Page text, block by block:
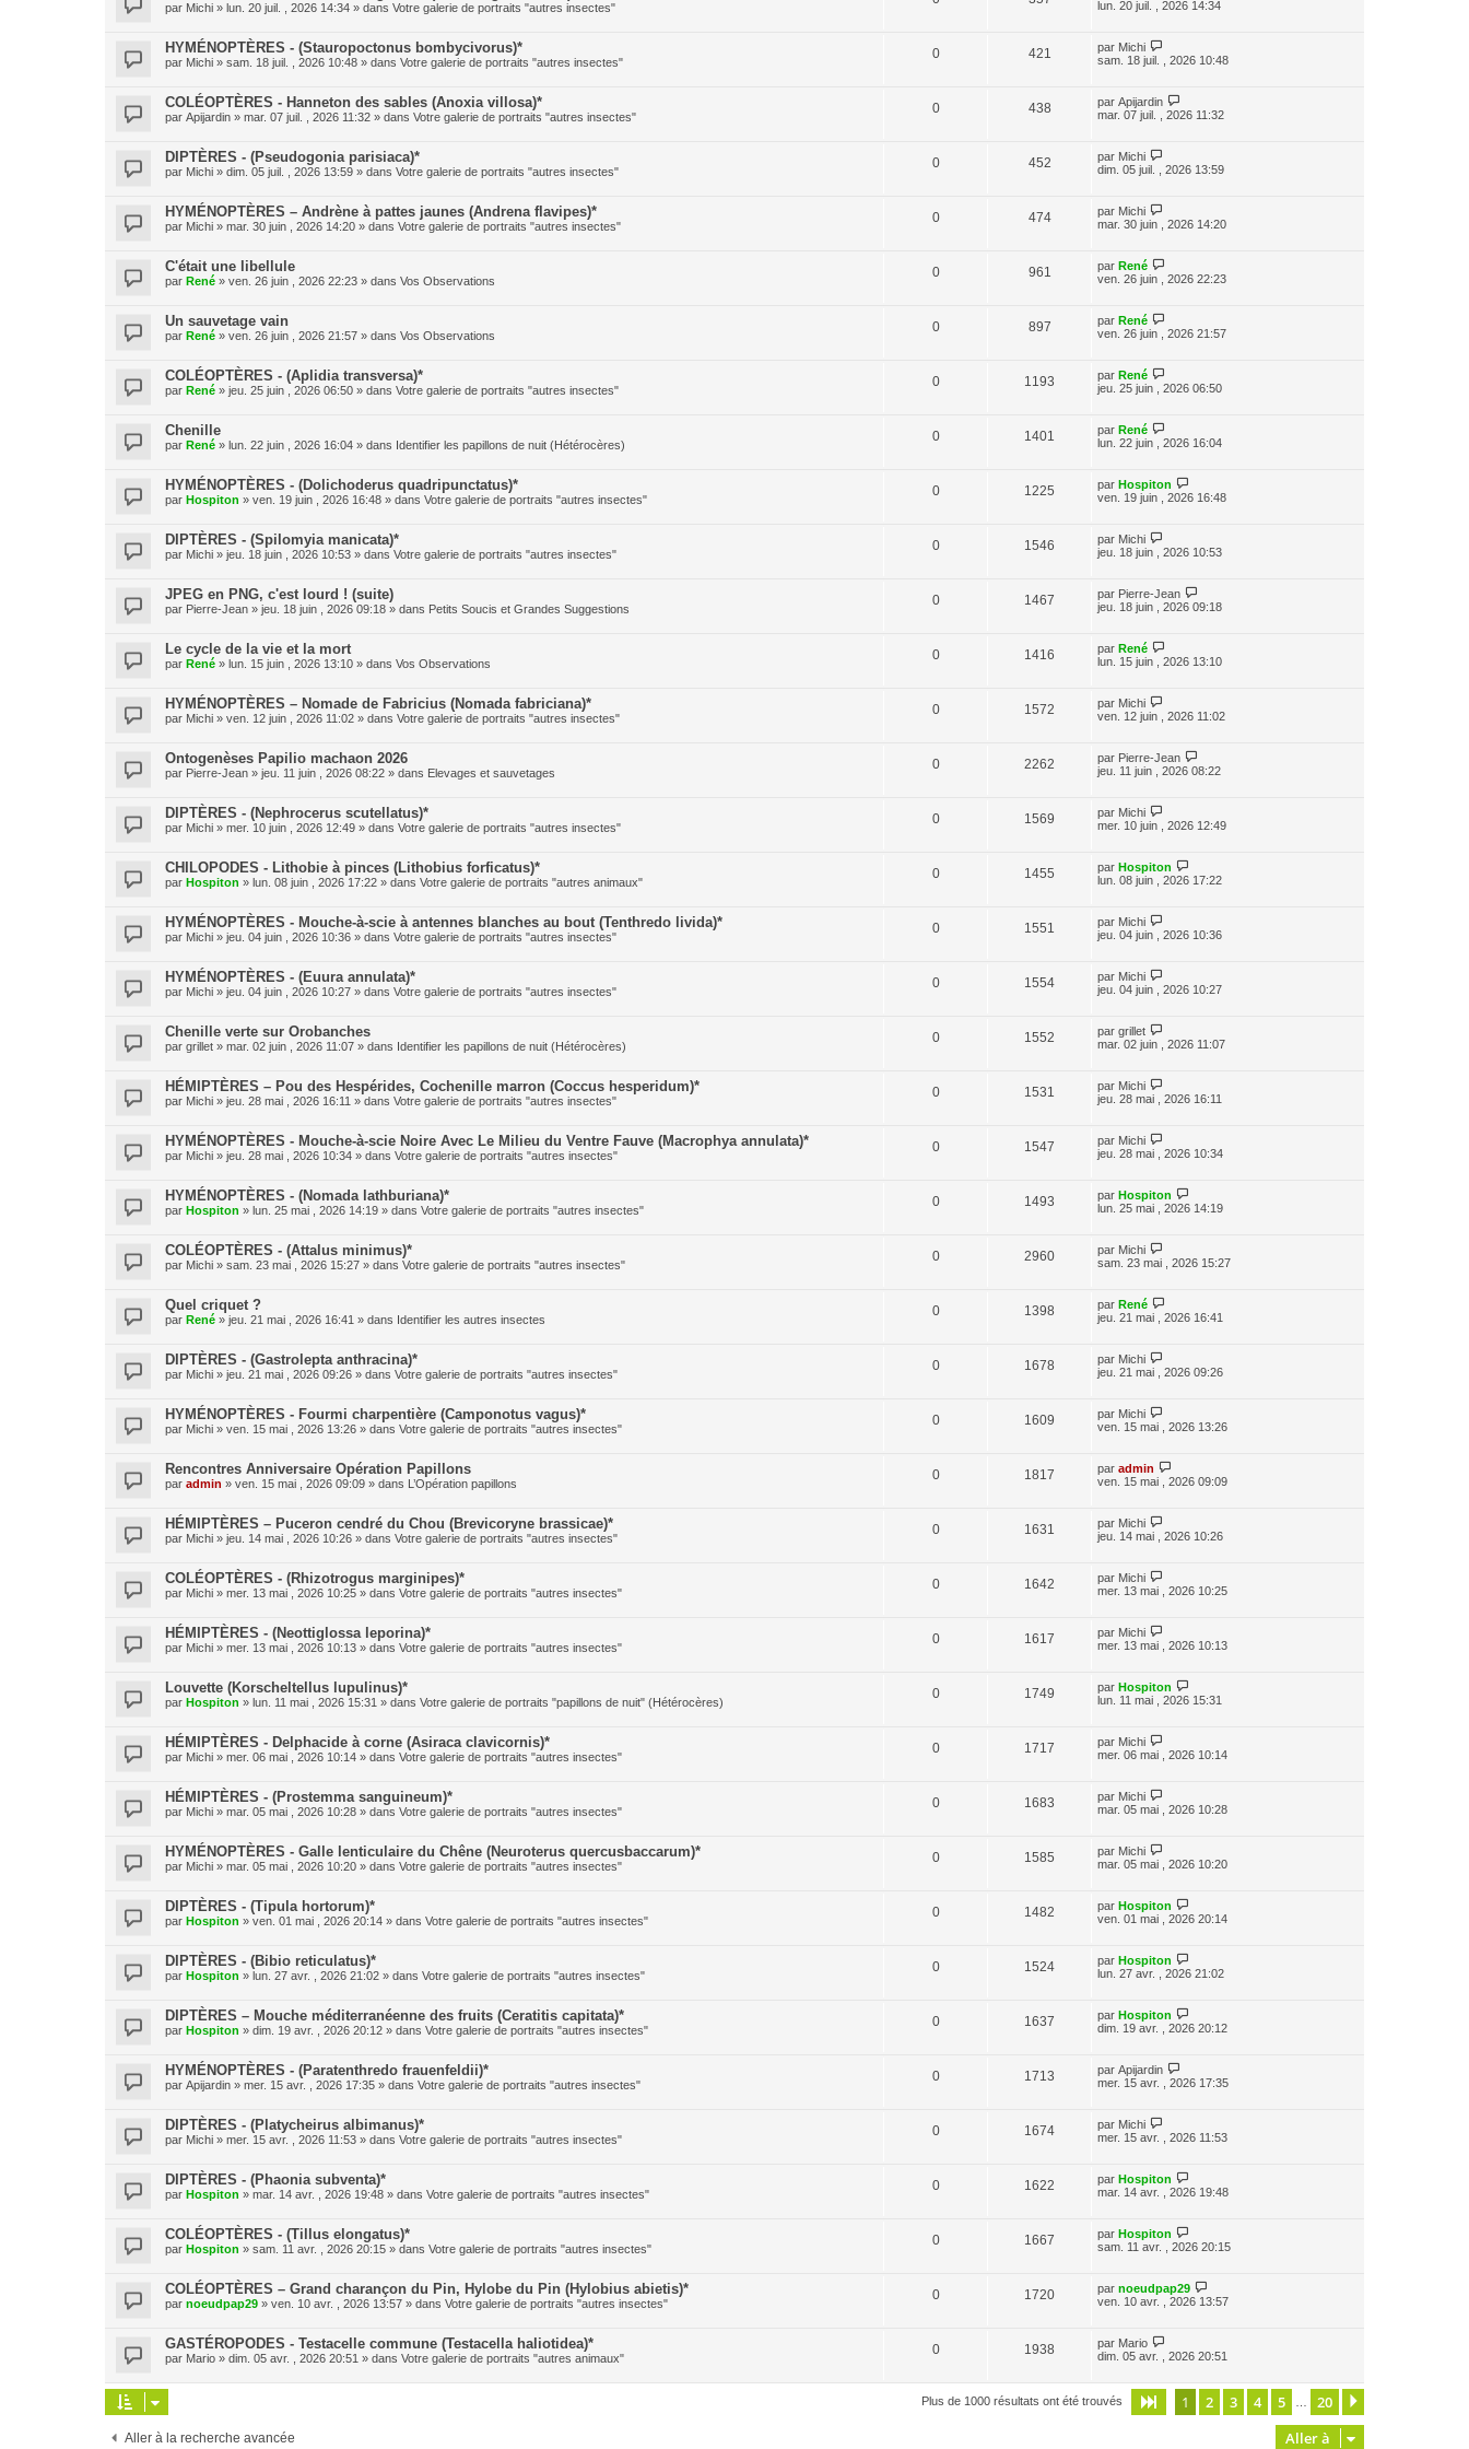
par Michi » lun. 20 juil. , 2026 14:34 » dans Votre galerie de portraits "autres insectes"
lun. 20 juil. , 2026 14:34
HYMÉNOPTÈRES - (Stauropoctonus bombycivorus)*
par Michi » sam. 18 juil. , 2026 10:48 » dans Votre galerie de portraits "autres insectes"
0 421 par Michi
sam. 18 juil. , 2026 10:48
COLÉOPTÈRES - Hanneton des sables (Anoxia villosa)*
par Apijardin » mar. 07 juil. , 2026 11:32 » dans Votre galerie de portraits "autres insectes"
0 438 par Apijardin
mar. 07 juil. , 2026 11:32
DIPTÈRES - (Pseudogonia parisiaca)*
par Michi » dim. 05 juil. , 2026 13:59 » dans Votre galerie de portraits "autres insectes"
0 452 par Michi
dim. 05 juil. , 2026 13:59
HYMÉNOPTÈRES – Andrène à pattes jaunes (Andrena flavipes)*
par Michi » mar. 30 juin , 2026 14:20 » dans Votre galerie de portraits "autres insectes"
0 474 par Michi
mar. 30 juin , 2026 14:20
C'était une libellule
par René » ven. 26 juin , 2026 22:23 » dans Vos Observations
0 961 par René
ven. 26 juin , 2026 22:23
Un sauvetage vain
par René » ven. 26 juin , 2026 21:57 » dans Vos Observations
0 897 par René
ven. 26 juin , 2026 21:57
COLÉOPTÈRES - (Aplidia transversa)*
par René » jeu. 25 juin , 2026 06:50 » dans Votre galerie de portraits "autres insectes"
0 1193 par René
jeu. 25 juin , 2026 06:50
Chenille
par René » lun. 22 juin , 2026 16:04 » dans Identifier les papillons de nuit (Hétérocères)
0 1401 par René
lun. 22 juin , 2026 16:04
HYMÉNOPTÈRES - (Dolichoderus quadripunctatus)*
par Hospiton » ven. 19 juin , 2026 16:48 » dans Votre galerie de portraits "autres insectes"
0 1225 par Hospiton
ven. 19 juin , 2026 16:48
DIPTÈRES - (Spilomyia manicata)*
par Michi » jeu. 18 juin , 2026 10:53 » dans Votre galerie de portraits "autres insectes"
0 1546 par Michi
jeu. 18 juin , 2026 10:53
JPEG en PNG, c'est lourd ! (suite)
par Pierre-Jean » jeu. 18 juin , 2026 09:18 » dans Petits Soucis et Grandes Suggestions
0 1467 par Pierre-Jean
jeu. 18 juin , 2026 09:18
Le cycle de la vie et la mort
par René » lun. 15 juin , 2026 13:10 » dans Vos Observations
0 1416 par René
lun. 15 juin , 2026 13:10
HYMÉNOPTÈRES – Nomade de Fabricius (Nomada fabriciana)*
par Michi » ven. 12 juin , 2026 11:02 » dans Votre galerie de portraits "autres insectes"
0 1572 par Michi
ven. 12 juin , 2026 11:02
Ontogenèses Papilio machaon 2026
par Pierre-Jean » jeu. 11 juin , 2026 08:22 » dans Elevages et sauvetages
0 2262 par Pierre-Jean
jeu. 11 juin , 2026 08:22
DIPTÈRES - (Nephrocerus scutellatus)*
par Michi » mer. 10 juin , 2026 12:49 » dans Votre galerie de portraits "autres insectes"
0 1569 par Michi
mer. 10 juin , 2026 12:49
CHILOPODES - Lithobie à pinces (Lithobius forficatus)*
par Hospiton » lun. 08 juin , 2026 17:22 » dans Votre galerie de portraits "autres animaux"
0 1455 par Hospiton
lun. 08 juin , 2026 17:22
HYMÉNOPTÈRES - Mouche-à-scie à antennes blanches au bout (Tenthredo livida)*
par Michi » jeu. 04 juin , 2026 10:36 » dans Votre galerie de portraits "autres insectes"
0 1551 par Michi
jeu. 04 juin , 2026 10:36
HYMÉNOPTÈRES - (Euura annulata)*
par Michi » jeu. 04 juin , 2026 10:27 » dans Votre galerie de portraits "autres insectes"
0 1554 par Michi
jeu. 04 juin , 2026 10:27
Chenille verte sur Orobanches
par grillet » mar. 02 juin , 2026 11:07 » dans Identifier les papillons de nuit (Hétérocères)
0 1552 par grillet
mar. 02 juin , 2026 11:07
HÉMIPTÈRES – Pou des Hespérides, Cochenille marron (Coccus hesperidum)*
par Michi » jeu. 28 mai , 2026 16:11 » dans Votre galerie de portraits "autres insectes"
0 1531 par Michi
jeu. 28 mai , 2026 16:11
HYMÉNOPTÈRES - Mouche-à-scie Noire Avec Le Milieu du Ventre Fauve (Macrophya annulata)*
par Michi » jeu. 28 mai , 2026 10:34 » dans Votre galerie de portraits "autres insectes"
0 1547 par Michi
jeu. 28 mai , 2026 10:34
HYMÉNOPTÈRES - (Nomada lathburiana)*
par Hospiton » lun. 25 mai , 2026 14:19 » dans Votre galerie de portraits "autres insectes"
0 1493 par Hospiton
lun. 25 mai , 2026 14:19
COLÉOPTÈRES - (Attalus minimus)*
par Michi » sam. 23 mai , 2026 15:27 » dans Votre galerie de portraits "autres insectes"
0 2960 par Michi
sam. 23 mai , 2026 15:27
Quel criquet ?
par René » jeu. 21 mai , 2026 16:41 » dans Identifier les autres insectes
0 1398 par René
jeu. 21 mai , 2026 16:41
DIPTÈRES - (Gastrolepta anthracina)*
par Michi » jeu. 21 mai , 2026 09:26 » dans Votre galerie de portraits "autres insectes"
0 1678 par Michi
jeu. 21 mai , 2026 09:26
HYMÉNOPTÈRES - Fourmi charpentière (Camponotus vagus)*
par Michi » ven. 15 mai , 2026 13:26 » dans Votre galerie de portraits "autres insectes"
0 1609 par Michi
ven. 15 mai , 2026 13:26
Rencontres Anniversaire Opération Papillons
par admin » ven. 15 mai , 2026 09:09 » dans L’Opération papillons
0 1817 par admin
ven. 15 mai , 2026 09:09
HÉMIPTÈRES – Puceron cendré du Chou (Brevicoryne brassicae)*
par Michi » jeu. 14 mai , 2026 10:26 » dans Votre galerie de portraits "autres insectes"
0 1631 par Michi
jeu. 14 mai , 2026 10:26
COLÉOPTÈRES - (Rhizotrogus marginipes)*
par Michi » mer. 13 mai , 2026 10:25 » dans Votre galerie de portraits "autres insectes"
0 1642 par Michi
mer. 13 mai , 2026 10:25
HÉMIPTÈRES - (Neottiglossa leporina)*
par Michi » mer. 13 mai , 2026 10:13 » dans Votre galerie de portraits "autres insectes"
0 1617 par Michi
mer. 13 mai , 2026 10:13
Louvette (Korscheltellus lupulinus)*
par Hospiton » lun. 11 mai , 2026 15:31 » dans Votre galerie de portraits "papillons de nuit" (Hétérocères)
0 1749 par Hospiton
lun. 11 mai , 2026 15:31
HÉMIPTÈRES - Delphacide à corne (Asiraca clavicornis)*
par Michi » mer. 06 mai , 2026 10:14 » dans Votre galerie de portraits "autres insectes"
0 1717 par Michi
mer. 06 mai , 2026 10:14
HÉMIPTÈRES - (Prostemma sanguineum)*
par Michi » mar. 05 mai , 2026 10:28 » dans Votre galerie de portraits "autres insectes"
0 1683 par Michi
mar. 05 mai , 2026 10:28
HYMÉNOPTÈRES - Galle lenticulaire du Chêne (Neuroterus quercusbaccarum)*
par Michi » mar. 05 mai , 2026 10:20 » dans Votre galerie de portraits "autres insectes"
0 1585 par Michi
mar. 05 mai , 2026 10:20
DIPTÈRES - (Tipula hortorum)*
par Hospiton » ven. 01 mai , 2026 20:14 » dans Votre galerie de portraits "autres insectes"
0 1482 par Hospiton
ven. 01 mai , 2026 20:14
DIPTÈRES - (Bibio reticulatus)*
par Hospiton » lun. 27 avr. , 2026 21:02 » dans Votre galerie de portraits "autres insectes"
0 1524 par Hospiton
lun. 27 avr. , 2026 21:02
DIPTÈRES – Mouche méditerranéenne des fruits (Ceratitis capitata)*
par Hospiton » dim. 19 avr. , 2026 20:12 » dans Votre galerie de portraits "autres insectes"
0 1637 par Hospiton
dim. 19 avr. , 2026 20:12
HYMÉNOPTÈRES - (Paratenthredo frauenfeldii)*
par Apijardin » mer. 15 avr. , 2026 17:35 » dans Votre galerie de portraits "autres insectes"
0 1713 par Apijardin
mer. 15 avr. , 2026 17:35
DIPTÈRES - (Platycheirus albimanus)*
par Michi » mer. 15 avr. , 2026 11:53 » dans Votre galerie de portraits "autres insectes"
0 1674 par Michi
mer. 15 avr. , 2026 11:53
DIPTÈRES - (Phaonia subventa)*
par Hospiton » mar. 14 avr. , 2026 19:48 » dans Votre galerie de portraits "autres insectes"
0 1622 par Hospiton
mar. 14 avr. , 2026 19:48
COLÉOPTÈRES - (Tillus elongatus)*
par Hospiton » sam. 11 avr. , 2026 20:15 » dans Votre galerie de portraits "autres insectes"
0 1667 par Hospiton
sam. 11 avr. , 2026 20:15
COLÉOPTÈRES – Grand charançon du Pin, Hylobe du Pin (Hylobius abietis)*
par noeudpap29 » ven. 10 avr. , 2026 13:57 » dans Votre galerie de portraits "autres insectes"
0 1720 par noeudpap29
ven. 10 avr. , 2026 13:57
GASTÉROPODES - Testacelle commune (Testacella haliotidea)*
par Mario » dim. 05 avr. , 2026 20:51 » dans Votre galerie de portraits "autres animaux"
0 1938 par Mario
dim. 05 avr. , 2026 20:51
Plus de 1000 résultats ont été trouvés Page sur20
1 2 3 4 5 20
Aller à la recherche avancée Aller à